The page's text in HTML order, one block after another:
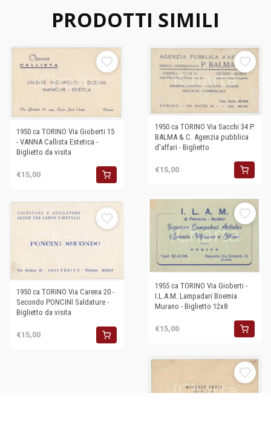
PRODOTTI SIMILI
1950 ca TORINO Via Gioberti 15
- VANNA Callista Estetica -
Biglietto da visita
€15,00
1950 ca TORINO Via Sacchi 34 P.
BALMA & C. Agenzia pubblica
d'affari - Biglietto
€15,00
1955 ca TORINO Via Gioberti -
I.L.A.M. Lampadari Boemia
Murano - Biglietto 12x8
€15,00
1950 ca TORINO Via Carena 20 -
Secondo PONCINI Saldature -
Biglietto da visita
€15,00